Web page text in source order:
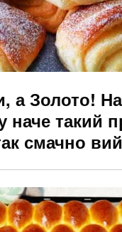
а Золото!
наче такий
смачно